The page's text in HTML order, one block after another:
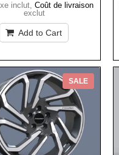
inclut, Coût de livraison
exclut
Add to Cart
SALE